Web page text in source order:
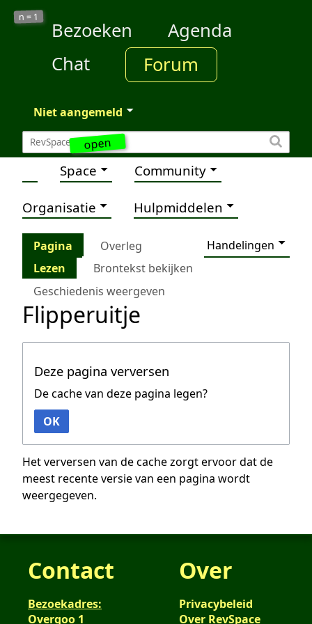
open
n = 1
Bezoeken
Agenda
Chat
Forum
Niet aangemeld
Space Community
Organisatie Hulpmiddelen
Pagina Overleg
Handelingen
Lezen
Brontekst bekijken
Geschiedenis weergeven
Flipperuitje
Deze pagina verversen
De cache van deze pagina legen?
OK
Het verversen van de cache zorgt ervoor dat de
meest recente versie van een pagina wordt
weergegeven.
Contact
Bezoekadres:
Overgoo 1
Over
Privacybeleid
Over RevSpace